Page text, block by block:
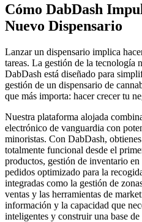
Cómo DabDash
Nuevo Dispensario
Lanzar un dispensario implica
tareas. La gestión de la tecnología
DabDash está diseñado para
gestión de un dispensario de
que más importa: hacer crecer tu
Nuestra plataforma alojada
electrónico de vanguardia con
minoristas. Con DabDash,
totalmente funcional desde el
productos, gestión de inventario
pedidos optimizado para la
integradas como la gestión de
ventas y las herramientas de
información y la capacidad que
inteligentes y construir una base de